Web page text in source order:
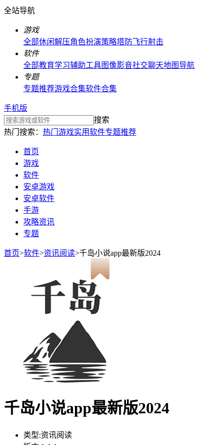
全站导航
游戏
全部休闲解压角色扮演策略塔防飞行射击
软件
全部教育学习辅助工具图像影音社交聊天地图导航
专题
专题推荐游戏合集软件合集
手机版
搜索
热门搜索： 热门游戏实用软件专题推荐
首页
游戏
软件
安卓游戏
安卓软件
手游
攻略资讯
专题
首页>软件>资讯阅读>千岛小说app最新版2024
千岛小说app最新版2024
类型:资讯阅读